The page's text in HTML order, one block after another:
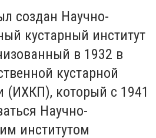
создан Научно-
кустарный институт
в 1932 в
кустарной
который с 1941
Научно-
институтом